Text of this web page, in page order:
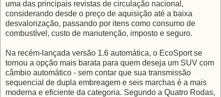
uma das principais revistas de circulação nacional,
considerando desde o preço de aquisição até a baixa
desvalorização, passando por itens como consumo de
combustível, custo de manutenção, imposto e seguro.
Na recém-lançada versão 1.6 automática, o EcoSport se
tornou a opção mais barata para quem deseja um SUV com
câmbio automático - sem contar que sua transmissão
sequencial de dupla embreagem e seis marchas é a mais
moderna e eficiente da categoria. Segundo a Quatro Rodas,